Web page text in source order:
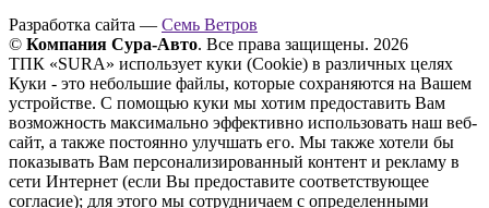
Разработка сайта — Семь Ветров
© Компания Сура-Авто. Все права защищены. 2026
ТПК «SURA» использует куки (Cookie) в различных целях
Куки - это небольшие файлы, которые сохраняются на Вашем
устройстве. С помощью куки мы хотим предоставить Вам
возможность максимально эффективно использовать наш веб-
сайт, а также постоянно улучшать его. Мы также хотели бы
показывать Вам персонализированный контент и рекламу в
сети Интернет (если Вы предоставите соответствующее
согласие); для этого мы сотрудничаем с определенными